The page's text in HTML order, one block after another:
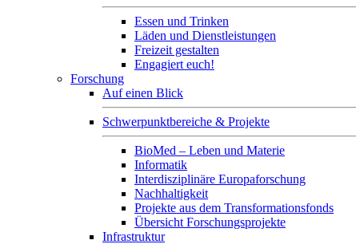
Essen und Trinken
Läden und Dienstleistungen
Freizeit gestalten
Engagiert euch!
Forschung
Auf einen Blick
Schwerpunktbereiche & Projekte
BioMed – Leben und Materie
Informatik
Interdisziplinäre Europaforschung
Nachhaltigkeit
Projekte aus dem Transformationsfonds
Übersicht Forschungsprojekte
Infrastruktur